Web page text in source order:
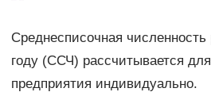
Среднесписочная численность
году (ССЧ) рассчитывается
предприятия индивидуально.